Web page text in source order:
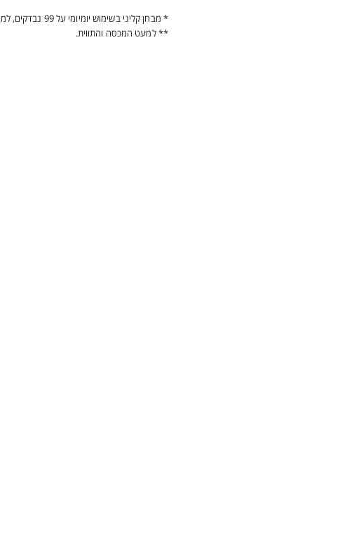
* מבחן קליני בשימוש יומיומי על 99 נבדקים, למשך 6 שבועות.
** למעט המכסה והתווית.